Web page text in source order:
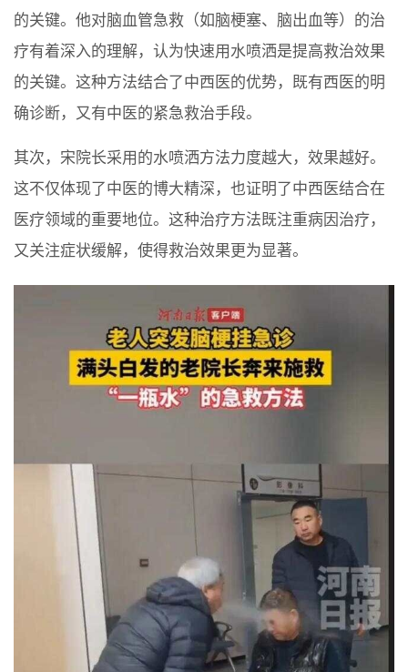
的关键。他对脑血管急救（如脑梗塞、脑出血等）的治
疗有着深入的理解，认为快速用水喷洒是提高救治效果
的关键。这种方法结合了中西医的优势，既有西医的明
确诊断，又有中医的紧急救治手段。
其次，宋院长采用的水喷洒方法力度越大，效果越好。
这不仅体现了中医的博大精深，也证明了中西医结合在
医疗领域的重要地位。这种治疗方法既注重病因治疗，
又关注症状缓解，使得救治效果更为显著。